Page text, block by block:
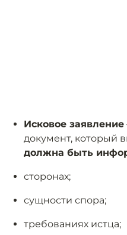
Исковое заявление
документ, который
должна быть
сторонах;
сущности спора;
требованиях истца;